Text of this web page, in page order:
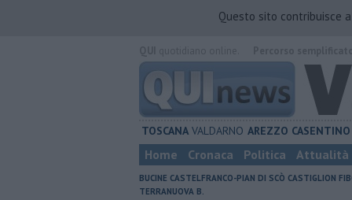
Questo sito contribuisce
TOSCANA VALDARNO AREZZO CASENTINO
Home Cronaca Politica Attualità
BUCINE CASTELFRANCO-PIAN DI SCÒ CASTIGLION
TERRANUOVA B.